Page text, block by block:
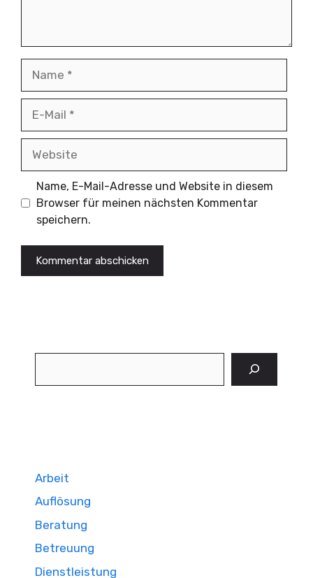
Mail
Name, E-Mail-Adresse und Website in diesem
Browser für meinen nächsten Kommentar
speichern.
Arbeit
Auflösung
Beratung
Betreuung
Dienstleistung